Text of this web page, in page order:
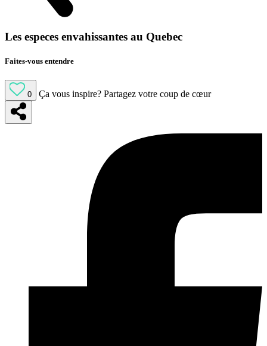
Les especes envahissantes au Quebec
Faites-vous entendre
0 Ça vous inspire? Partagez votre coup de cœur